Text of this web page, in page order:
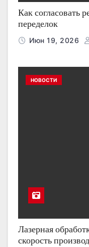
Как согласовать
переделок
Июн 19, 2026
НОВОСТИ
Лазерная
скорость